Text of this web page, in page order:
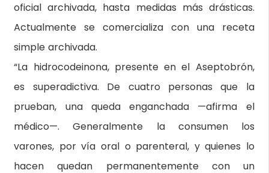
oficial archivada, hasta medidas más drásticas.
Actualmente se comercializa con una receta
simple archivada.
“La hidrocodeinona, presente en el Aseptobrón,
es superadictiva. De cuatro personas que la
prueban, una queda enganchada —afirma el
médico—. Generalmente la consumen los
varones, por vía oral o parenteral, y quienes lo
hacen quedan permanentemente con un